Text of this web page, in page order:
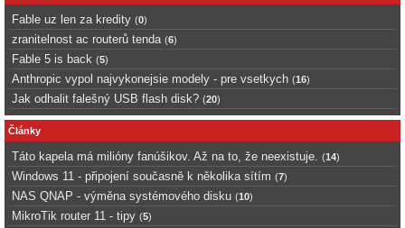
Fable uz len za kredity (0)
zranitelnost ac routerů tenda (6)
Fable 5 is back (5)
Anthropic vypol najvykonejsie modely - pre vsetkych (16)
Jak odhalit falešný USB flash disk? (20)
Články
Táto kapela má milióny fanúšikov. Až na to, že neexistuje. (14)
Windows 11 - připojení současně k několika sítím (7)
NAS QNAP - výměna systémového disku (10)
MikroTik router 11 - tipy (5)